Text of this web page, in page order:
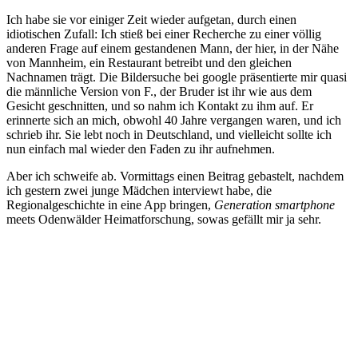
Ich habe sie vor einiger Zeit wieder aufgetan, durch einen
idiotischen Zufall: Ich stieß bei einer Recherche zu einer völlig
anderen Frage auf einem gestandenen Mann, der hier, in der Nähe
von Mannheim, ein Restaurant betreibt und den gleichen
Nachnamen trägt. Die Bildersuche bei google präsentierte mir quasi
die männliche Version von F., der Bruder ist ihr wie aus dem
Gesicht geschnitten, und so nahm ich Kontakt zu ihm auf. Er
erinnerte sich an mich, obwohl 40 Jahre vergangen waren, und ich
schrieb ihr. Sie lebt noch in Deutschland, und vielleicht sollte ich
nun einfach mal wieder den Faden zu ihr aufnehmen.
Aber ich schweife ab. Vormittags einen Beitrag gebastelt, nachdem
ich gestern zwei junge Mädchen interviewt habe, die
Regionalgeschichte in eine App bringen, Generation smartphone
meets Odenwälder Heimatforschung, sowas gefällt mir ja sehr.